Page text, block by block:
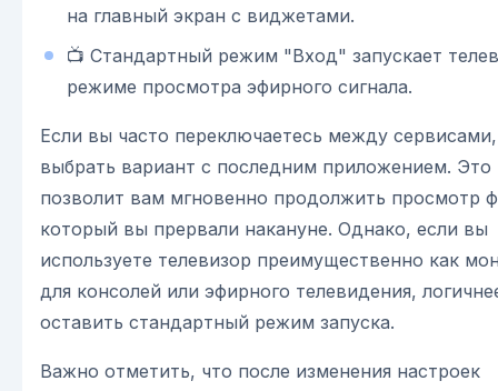
на главный экран с виджетами.
📺 Стандартный режим "Вход" запускает
режиме просмотра эфирного сигнала.
Если вы часто переключаетесь между
выбрать вариант с последним приложением. Это
позволит вам мгновенно продолжить просмотр
который вы прервали накануне. Однако, если вы
используете телевизор преимущественно как
для консолей или эфирного телевидения,
оставить стандартный режим запуска.
Важно отметить, что после изменения настроек